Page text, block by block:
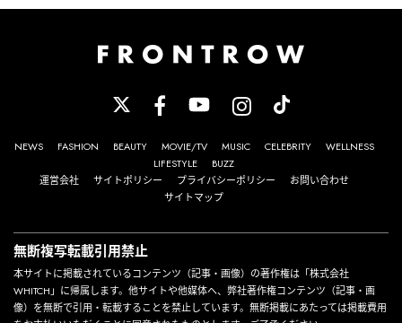
NEWS FASHION BEAUTY MOVIE/TV MUSIC CELEBRITY
WELLNESS
LIFESTYLE
BUZZ
運営会社
サイトポリシー プライバシーポリシー
お問い合わせ
サイトマップ
無断複写転載引用禁止
本サイトに掲載されているコンテンツ（記事・画像）の著作権は「株式会社
WHITCH」に帰属します。他サイトや他媒体へ、弊社著作権コンテンツ（記事・画
像）を無断で引用・転載することを禁止しています。無断掲載にあたっては掲載費用